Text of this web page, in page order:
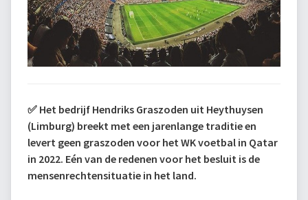
✅ Het bedrijf Hendriks Graszoden uit Heythuysen
(Limburg) breekt met een jarenlange traditie en
levert geen graszoden voor het WK voetbal in Qatar
in 2022. Eén van de redenen voor het besluit is de
mensenrechtensituatie in het land.